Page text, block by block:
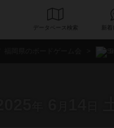
データベース